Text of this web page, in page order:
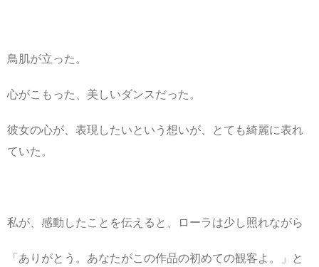
鳥肌が立った。
心がこもった、美しいダンスだった。
彼女の心が、表現したいという想いが、とても綺麗に表れ
ていた。
私が、感動したことを伝えると、ローラは少し照れながら
「ありがとう。あなたがこの作品の初めての観客よ。」と